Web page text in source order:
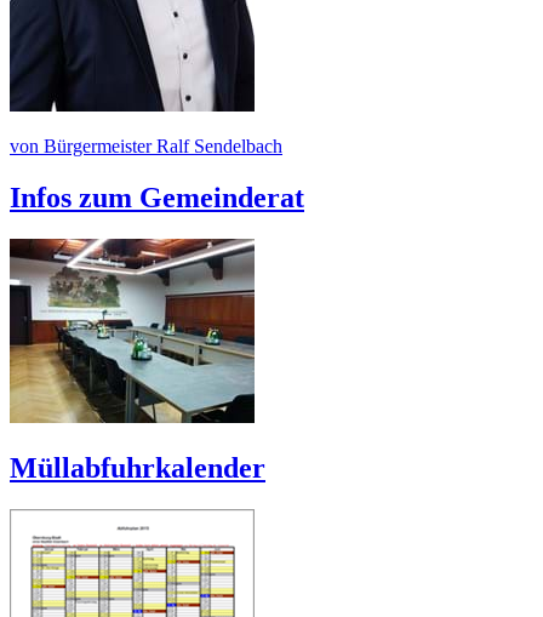
von Bürgermeister Ralf Sendelbach
Infos zum Gemeinderat
Müllabfuhrkalender